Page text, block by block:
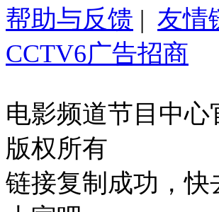
帮助与反馈 | 友情
CCTV6广告招商
电影频道节目中心
版权所有
链接复制成功，快